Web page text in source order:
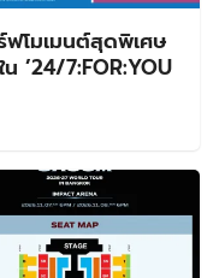
ฟโมเมนต์สุดพิเศษ
’24/7:FOR:YOU